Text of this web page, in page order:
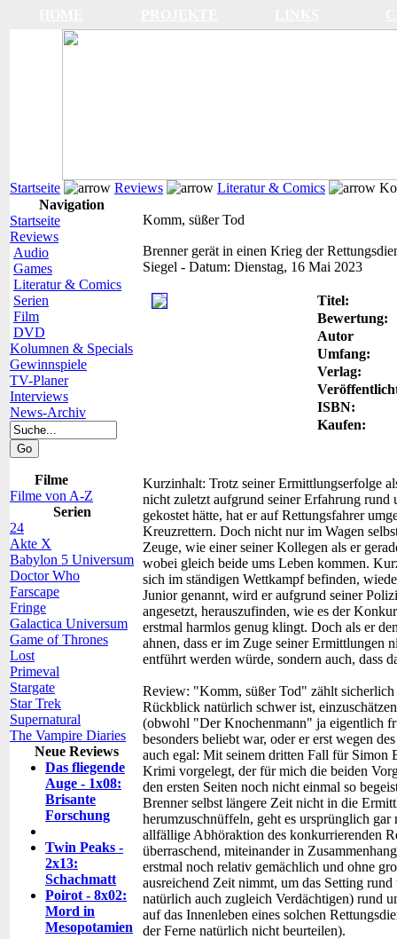
Startseite Reviews Literatur & Comics
Navigation
Startseite
Reviews
Audio
Games
Literatur & Comics
Serien
Film
DVD
Kolumnen & Specials
Gewinnspiele
TV-Planer
Interviews
News-Archiv
Filme
Filme von A-Z
Serien
24
Akte X
Babylon 5 Universum
Doctor Who
Farscape
Fringe
Galactica Universum
Game of Thrones
Lost
Primeval
Stargate
Star Trek
Supernatural
The Vampire Diaries
Neue Reviews
Das fliegende
Auge - 1x08:
Brisante
Forschung
Twin Peaks -
2x13:
Schachmatt
Poirot - 8x02:
Mord in
Mesopotamien
Komm, süßer Tod
Brenner gerät in einen Krieg der
Siegel - Datum: Dienstag, 16 Mai 2023
Titel:
Bewertung:
Autor
Umfang:
Verlag:
ISBN:
Kaufen:
Kurzinhalt: Trotz seiner Ermittlungserfolge
nicht zuletzt aufgrund seiner Erfahrung rund
gekostet hätte, hat er auf Rettungsfahrer
Kreuzrettern. Doch nicht nur im Wagen
Zeuge, wie einer seiner Kollegen als er
wobei gleich beide ums Leben kommen.
sich im ständigen Wettkampf befinden,
Junior genannt, wird er aufgrund seiner
angesetzt, herauszufinden, wie es der
erstmal harmlos genug klingt. Doch als er
ahnen, dass er im Zuge seiner Ermittlungen
entführt werden würde, sondern auch, dass
Review: "Komm, süßer Tod" zählt
Rückblick natürlich schwer ist,
(obwohl "Der Knochenmann" ja eigentlich
besonders beliebt war, oder er erst wegen
auch egal: Mit seinem dritten Fall für Simon
Krimi vorgelegt, der für mich die beiden
den ersten Seiten noch nicht einmal so
Brenner selbst längere Zeit nicht in die
herumzuschnüffeln, geht es ursprünglich
allfällige Abhöraktion des konkurrierenden
überraschend, miteinander in
erstmal noch relativ gemächlich und ohne
ausreichend Zeit nimmt, um das Setting
natürlich auch zugleich Verdächtigen) rund
auf das Innenleben eines solchen
der Ferne natürlich nicht beurteilen).